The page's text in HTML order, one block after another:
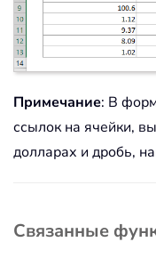
Примечание: В
ссылок на ячейки,
долларах и дробь,
Связанные